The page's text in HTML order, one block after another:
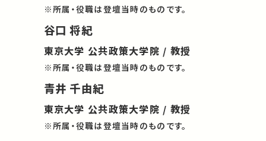
※所属・役職は登壇当時のものです。
谷口 将紀
東京大学 公共政策大学院 / 教授
※所属・役職は登壇当時のものです。
青井 千由紀
東京大学 公共政策大学院 / 教授
※所属・役職は登壇当時のものです。